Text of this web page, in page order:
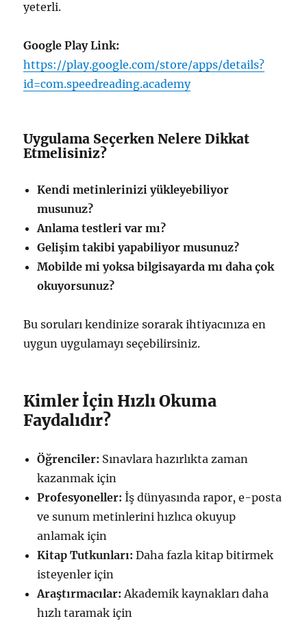
yeterli.
Google Play Link:
https://play.google.com/store/apps/details?
id=com.speedreading.academy
Uygulama Seçerken Nelere Dikkat
Etmelisiniz?
Kendi metinlerinizi yükleyebiliyor
musunuz?
Anlama testleri var mı?
Gelişim takibi yapabiliyor musunuz?
Mobilde mi yoksa bilgisayarda mı daha çok
okuyorsunuz?
Bu soruları kendinize sorarak ihtiyacınıza en
uygun uygulamayı seçebilirsiniz.
Kimler İçin Hızlı Okuma
Faydalıdır?
Öğrenciler: Sınavlara hazırlıkta zaman
kazanmak için
Profesyoneller: İş dünyasında rapor, e-posta
ve sunum metinlerini hızlıca okuyup
anlamak için
Kitap Tutkunları: Daha fazla kitap bitirmek
isteyenler için
Araştırmacılar: Akademik kaynakları daha
hızlı taramak için